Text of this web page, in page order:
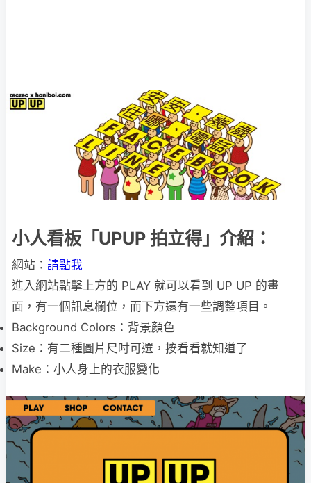
小人看板「UPUP 拍立得」介紹：
網站： 請點我
進入網站點擊上方的 PLAY 就可以看到 UP UP 的畫
面，有一個訊息欄位，而下方還有一些調整項目。
Background Colors：背景顏色
Size：有二種圖片尺吋可選，按看看就知道了
Make：小人身上的衣服變化